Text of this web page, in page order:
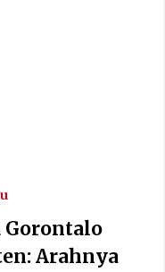
Gorontalo
Arahnya